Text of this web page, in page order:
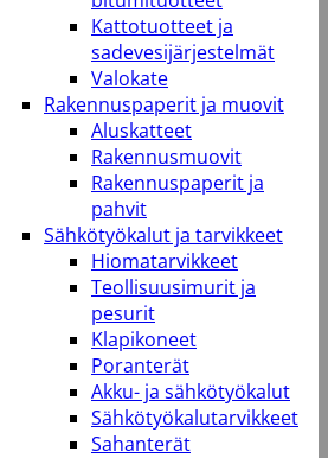
Kattotuotteet ja
sadevesijärjestelmät
Valokate
Rakennuspaperit ja muovit
Aluskatteet
Rakennusmuovit
Rakennuspaperit ja
pahvit
Sähkötyökalut ja tarvikkeet
Hiomatarvikkeet
Teollisuusimurit ja
pesurit
Klapikoneet
Poranterät
Akku- ja sähkötyökalut
Sähkötyökalutarvikkeet
Sahanterät